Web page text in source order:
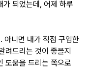
가 되었는데, 어제 하루
아니면 내가 직접 구입한
려드리는 것이 좋을지
도움을 드리는 쪽으로